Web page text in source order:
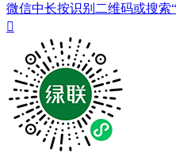
微信中长按识别二维码或搜索
